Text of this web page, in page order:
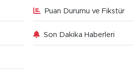
Puan Durumu ve Fikstür
Son Dakika Haberleri